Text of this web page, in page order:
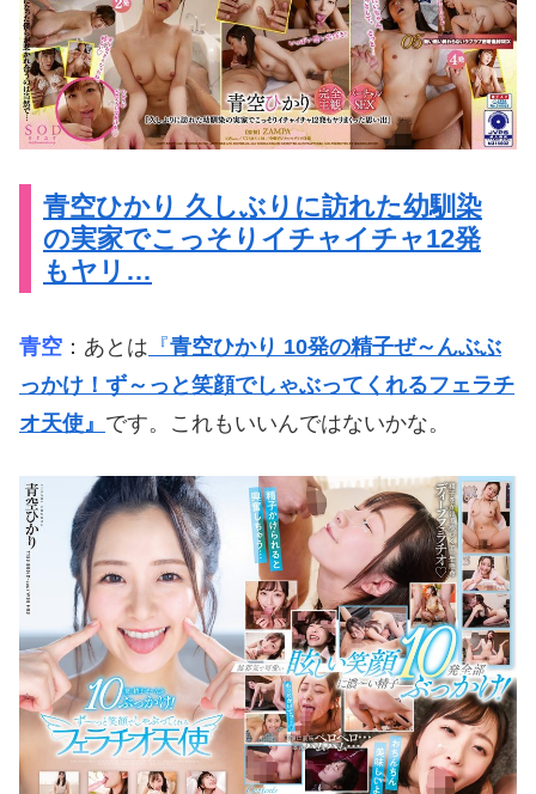
青空ひかり 久しぶりに訪れた幼馴染
の実家でこっそりイチャイチャ12発
もヤリ…
青空 ：あとは 『青空ひかり 10発の精子ぜ～んぶぶ
っかけ！ず～っと笑顔でしゃぶってくれるフェラチ
オ天使』 です。これもいいんではないかな。